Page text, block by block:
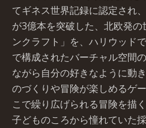
てギネス世界記録に認定され
が3億本を突破した、北欧発
ンクラフト」を、ハリウッド
で構成されたバーチャル空間
ながら自分の好きなように動
のづくりや冒険が楽しめるゲ
こで繰り広げられる冒険を描く
子どものころから憧れていた